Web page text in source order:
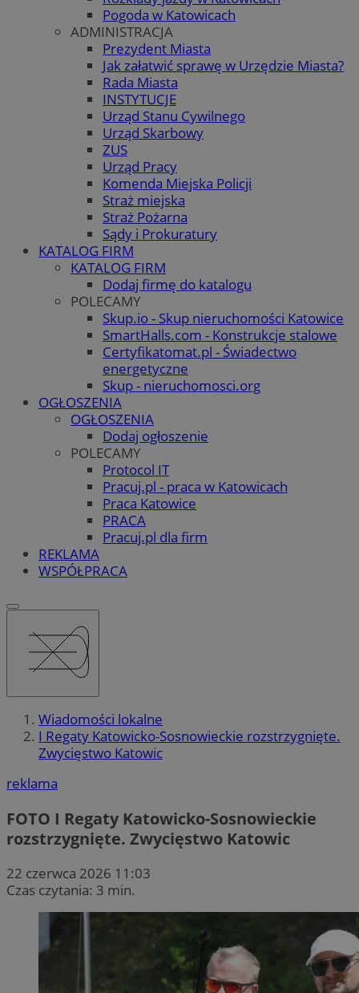
Pogoda w Katowicach
ADMINISTRACJA
Prezydent Miasta
Jak załatwić sprawę w Urzędzie Miasta?
Rada Miasta
INSTYTUCJE
Urząd Stanu Cywilnego
Urząd Skarbowy
ZUS
Urząd Pracy
Komenda Miejska Policji
Straż miejska
Straż Pożarna
Sądy i Prokuratury
KATALOG FIRM
KATALOG FIRM
Dodaj firmę do katalogu
POLECAMY
Skup.io - Skup nieruchomości Katowice
SmartHalls.com - Konstrukcje stalowe
Certyfikatomat.pl - Świadectwo
energetyczne
Skup - nieruchomosci.org
OGŁOSZENIA
OGŁOSZENIA
Dodaj ogłoszenie
POLECAMY
Protocol IT
Pracuj.pl - praca w Katowicach
Praca Katowice
PRACA
Pracuj.pl dla firm
REKLAMA
WSPÓŁPRACA
Wiadomości lokalne
I Regaty Katowicko-Sosnowieckie rozstrzygnięte.
Zwycięstwo Katowic
reklama
FOTO I Regaty Katowicko-Sosnowieckie
rozstrzygnięte. Zwycięstwo Katowic
22 czerwca 2026 11:03
Czas czytania: 3 min.